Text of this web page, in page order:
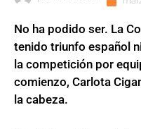
No ha podido ser. La
tenido triunfo español
la competición por
comienzo, Carlota
la cabeza.